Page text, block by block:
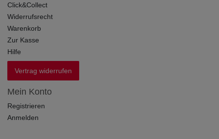
Click&Collect
Widerrufsrecht
Warenkorb
Zur Kasse
Hilfe
Vertrag widerrufen
Mein Konto
Registrieren
Anmelden